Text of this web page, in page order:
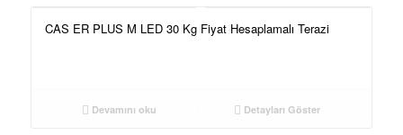
CAS ER PLUS M LED 30 Kg Fiyat Hesaplamalı Terazi
Devamını oku Detayları Göster